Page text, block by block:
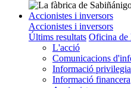
Accionistes i inversors
Accionistes i inversors
Últims resultats Oficina de
L'acció
Comunicacions
Informació
Informació financera